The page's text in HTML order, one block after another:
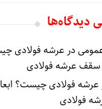
دیدگاه‌ها
در عرشه فولادی
عرشه فولادی
عرشه فولادی چیست؟
فولادی